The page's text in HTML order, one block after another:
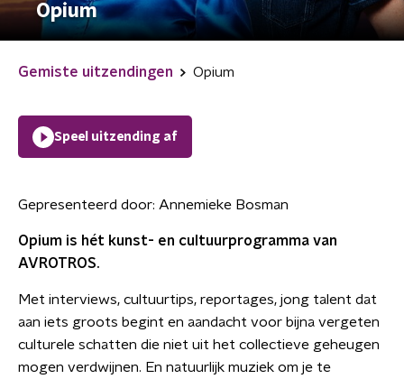
Opium
Gemiste uitzendingen Opium
Speel uitzending af
Gepresenteerd door: Annemieke Bosman
Opium is hét kunst- en cultuurprogramma van
AVROTROS.
Met interviews, cultuurtips, reportages, jong talent dat
aan iets groots begint en aandacht voor bijna vergeten
culturele schatten die niet uit het collectieve geheugen
mogen verdwijnen. En natuurlijk muziek om je te